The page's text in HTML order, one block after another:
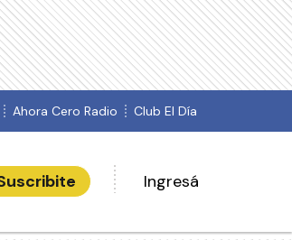
Ahora Cero Radio Club El Día
Ingresá